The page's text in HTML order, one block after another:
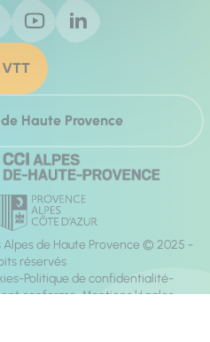
Haute Provence
de Haute Provence © 2025 -
réservés
Politique de confidentialité
conforme Mentions légales